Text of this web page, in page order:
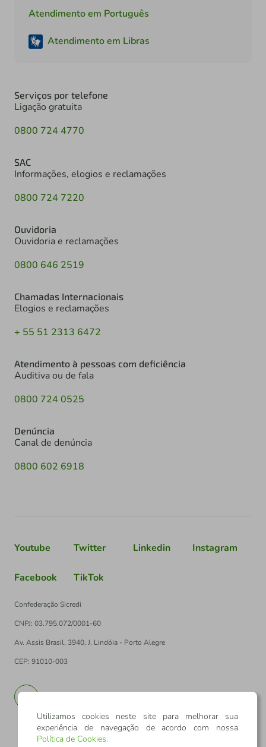
Atendimento em Português
Atendimento em Libras
Serviços por telefone
Ligação gratuita
0800 724 4770
SAC
Informações, elogios e reclamações
0800 724 7220
Ouvidoria
Ouvidoria e reclamações
0800 646 2519
Chamadas Internacionais
Elogios e reclamações
+ 55 51 2313 6472
Atendimento à pessoas com deficiência
Auditiva ou de fala
0800 724 0525
Denúncia
Canal de denúncia
0800 602 6918
Youtube Twitter Linkedin Instagram
Facebook TikTok
Confederação Sicredi
CNPJ: 03.795.072/0001-60
Av. Assis Brasil, 3940, J. Lindóia - Porto Alegre
CEP: 91010-003
Utilizamos cookies neste site para melhorar sua
experiência de navegação de acordo com nossa
Política de Cookies.